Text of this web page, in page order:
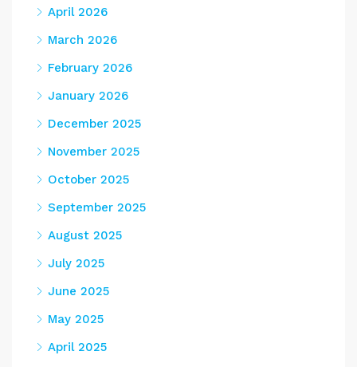
April 2026
March 2026
February 2026
January 2026
December 2025
November 2025
October 2025
September 2025
August 2025
July 2025
June 2025
May 2025
April 2025